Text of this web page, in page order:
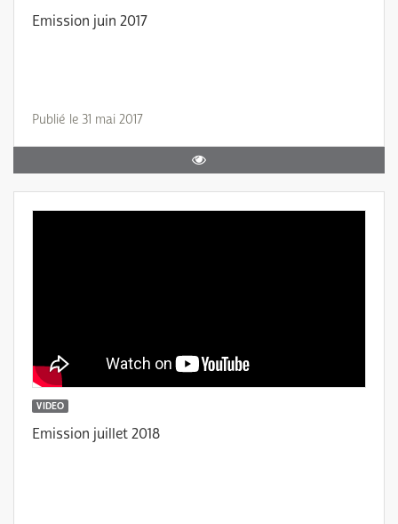
Emission juin 2017
Publié le 31 mai 2017
VIDEO
Emission juillet 2018